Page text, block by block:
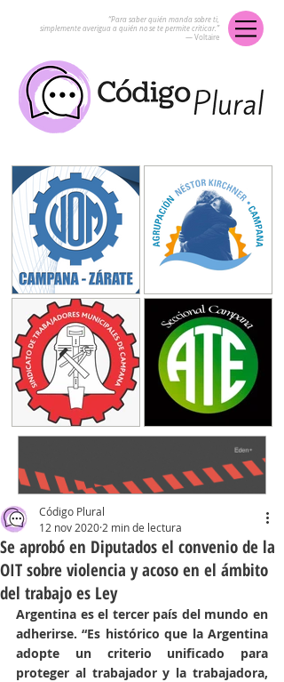
“Para saber quién manda sobre ti,
simplemente averigua a quién no se te permite criticar.”
― Voltaire
Se aprobó en Diputados el convenio de la
OIT sobre violencia y acoso en el ámbito
del trabajo es Ley
Código Plural
12 nov 2020 2 min de lectura
Argentina es el tercer país del mundo en
adherirse. “Es histórico que la Argentina
adopte un criterio unificado para
proteger al trabajador y la trabajadora,